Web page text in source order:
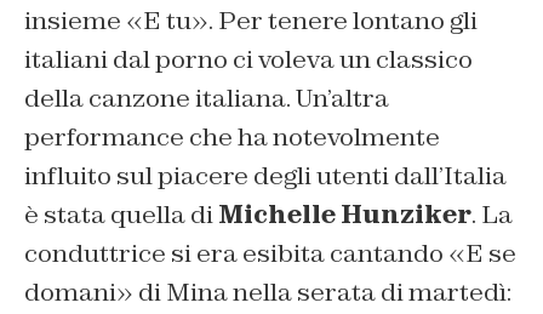
insieme «E tu». Per tenere lontano gli
italiani dal porno ci voleva un classico
della canzone italiana. Un’altra
performance che ha notevolmente
influito sul piacere degli utenti dall’Italia
è stata quella diMichelle Hunziker. La
conduttrice si era esibita cantando «E se
domani» di Mina nella serata di martedì: